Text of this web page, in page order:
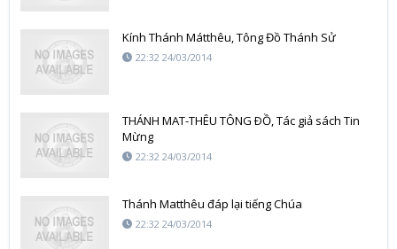
Kính Thánh Mátthêu, Tông Đồ Thánh Sử
22:32 24/03/2014
THÁNH MAT-THÊU TÔNG ÐỒ, Tác giả sách Tin
Mừng
22:32 24/03/2014
Thánh Matthêu đáp lại tiếng Chúa
22:32 24/03/2014